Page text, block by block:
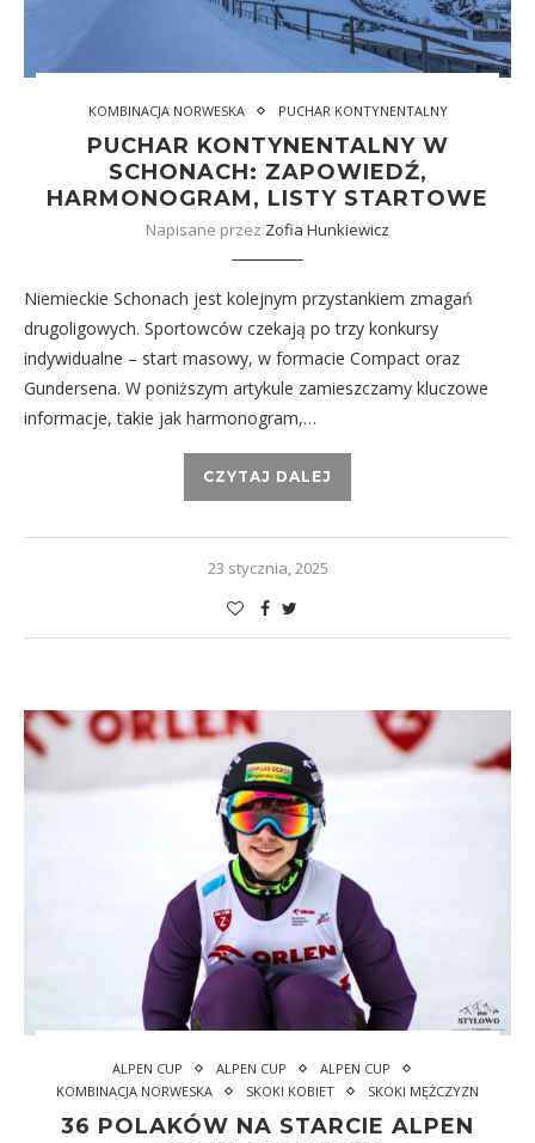
KOMBINACJA NORWESKA PUCHAR KONTYNENTALNY
PUCHAR KONTYNENTALNY W
SCHONACH: ZAPOWIEDŹ,
HARMONOGRAM, LISTY STARTOWE
Napisane przez Zofia Hunkiewicz
Niemieckie Schonach jest kolejnym przystankiem zmagań
drugoligowych. Sportowców czekają po trzy konkursy
indywidualne – start masowy, w formacie Compact oraz
Gundersena. W poniższym artykule zamieszczamy kluczowe
informacje, takie jak harmonogram,…
CZYTAJ DALEJ
23 stycznia, 2025
ALPEN CUP ALPEN CUP
ALPEN CUP
KOMBINACJA NORWESKA
SKOKI KOBIET SKOKI MĘŻCZYZN
36 POLAKÓW NA STARCIE ALPEN